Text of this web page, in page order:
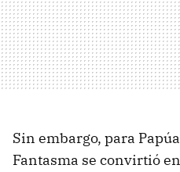
Sin embargo, para
Fantasma se convirtió